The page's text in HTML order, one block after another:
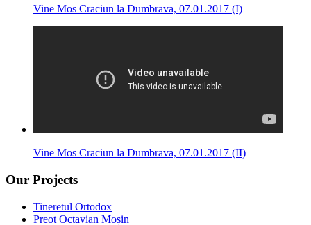
Vine Mos Craciun la Dumbrava, 07.01.2017 (I)
Vine Mos Craciun la Dumbrava, 07.01.2017 (II)
Our Projects
Tineretul Ortodox
Preot Octavian Moșin